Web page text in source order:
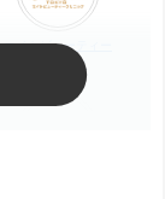
エイトビューティー
クリニック